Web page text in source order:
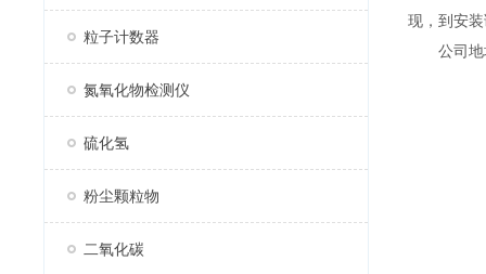
粒子计数器
氮氧化物检测仪
硫化氢
粉尘颗粒物
二氧化碳
现，到安
公司地址